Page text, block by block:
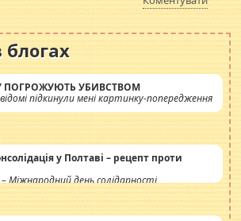
блогах
ПОГРОЖУЮТЬ УБИВСТВОМ
підкинули мені картинку-попередження
у Полтаві – рецепт проти
– Міжнародний день солідарності